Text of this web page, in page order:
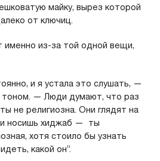
майку, вырез которой
от ключиц.
именно из-за той одной вещи,
и я устала это слушать, —
тоном. — Люди думают, что раз
не религиозна. Они глядят на
носишь хиджаб — ты
хотя стоило бы узнать
какой он”.